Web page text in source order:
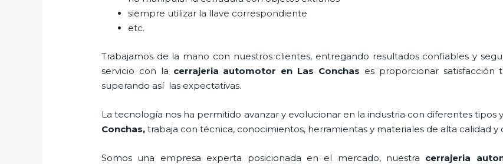
siempre utilizar la llave correspondiente
etc.
Trabajamos de la mano con nuestros clientes, entregando resultados confiables y
servicio con la cerrajeria automotor en Las Conchas es proporcionar satisfacción
superando así las expectativas.
La tecnología nos ha permitido avanzar y evolucionar en la industria con diferentes tipos
Conchas,trabaja con técnica, conocimientos, herramientas y materiales de alta calidad y
Somos una empresa experta posicionada en el mercado, nuestra cerrajeria